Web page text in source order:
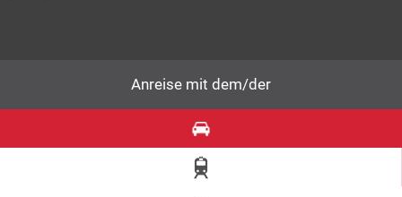
Anreise mit dem/der